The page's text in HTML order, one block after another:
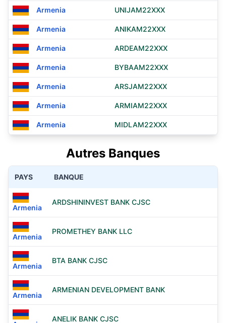
Armenia UNIJAM22XXX
Armenia ANIKAM22XXX
Armenia ARDEAM22XXX
Armenia BYBAAM22XXX
Armenia ARSJAM22XXX
Armenia ARMIAM22XXX
Armenia MIDLAM22XXX
Autres Banques
PAYS BANQUE
Armenia
ARDSHININVEST BANK CJSC
Armenia
PROMETHEY BANK LLC
Armenia
BTA BANK CJSC
Armenia
ARMENIAN DEVELOPMENT BANK
ANELIK BANK CJSC